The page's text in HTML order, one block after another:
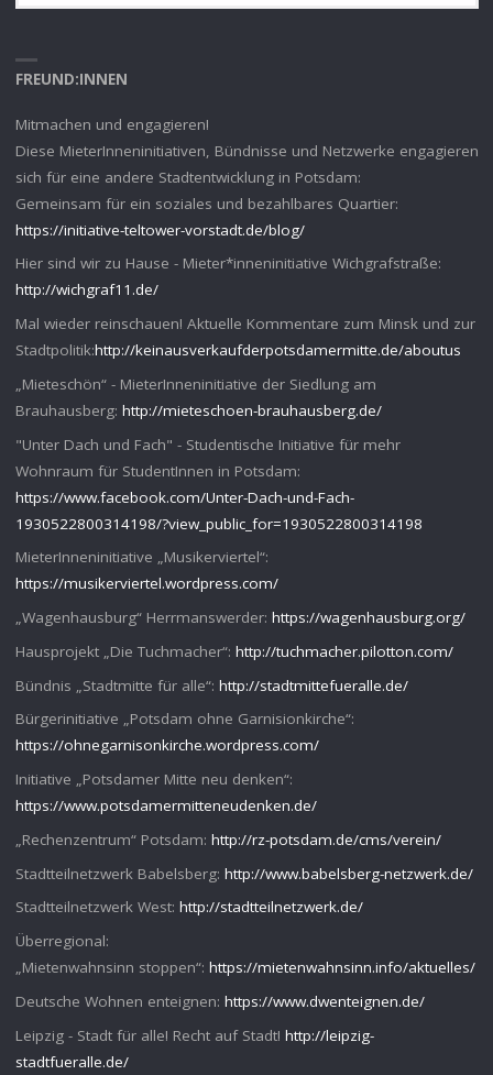
FREUND:INNEN
Mitmachen und engagieren!
Diese MieterInneninitiativen, Bündnisse und Netzwerke engagieren
sich für eine andere Stadtentwicklung in Potsdam:
Gemeinsam für ein soziales und bezahlbares Quartier:
https://initiative-teltower-vorstadt.de/blog/
Hier sind wir zu Hause - Mieter*inneninitiative Wichgrafstraße:
http://wichgraf11.de/
Mal wieder reinschauen! Aktuelle Kommentare zum Minsk und zur
Stadtpolitik:http://keinausverkaufderpotsdamermitte.de/aboutus
„Mieteschön“ - MieterInneninitiative der Siedlung am
Brauhausberg: http://mieteschoen-brauhausberg.de/
"Unter Dach und Fach" - Studentische Initiative für mehr
Wohnraum für StudentInnen in Potsdam:
https://www.facebook.com/Unter-Dach-und-Fach-
1930522800314198/?view_public_for=1930522800314198
MieterInneninitiative „Musikerviertel“:
https://musikerviertel.wordpress.com/
„Wagenhausburg“ Herrmanswerder: https://wagenhausburg.org/
Hausprojekt „Die Tuchmacher“: http://tuchmacher.pilotton.com/
Bündnis „Stadtmitte für alle“: http://stadtmittefueralle.de/
Bürgerinitiative „Potsdam ohne Garnisionkirche“:
https://ohnegarnisonkirche.wordpress.com/
Initiative „Potsdamer Mitte neu denken“:
https://www.potsdamermitteneudenken.de/
„Rechenzentrum“ Potsdam: http://rz-potsdam.de/cms/verein/
Stadtteilnetzwerk Babelsberg: http://www.babelsberg-netzwerk.de/
Stadtteilnetzwerk West: http://stadtteilnetzwerk.de/
Überregional:
„Mietenwahnsinn stoppen“: https://mietenwahnsinn.info/aktuelles/
Deutsche Wohnen enteignen: https://www.dwenteignen.de/
Leipzig - Stadt für alle! Recht auf Stadt! http://leipzig-
stadtfueralle.de/